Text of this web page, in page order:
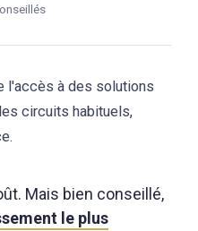
l'accès à des solutions
circuits habituels,
Mais bien conseillé,
le plus